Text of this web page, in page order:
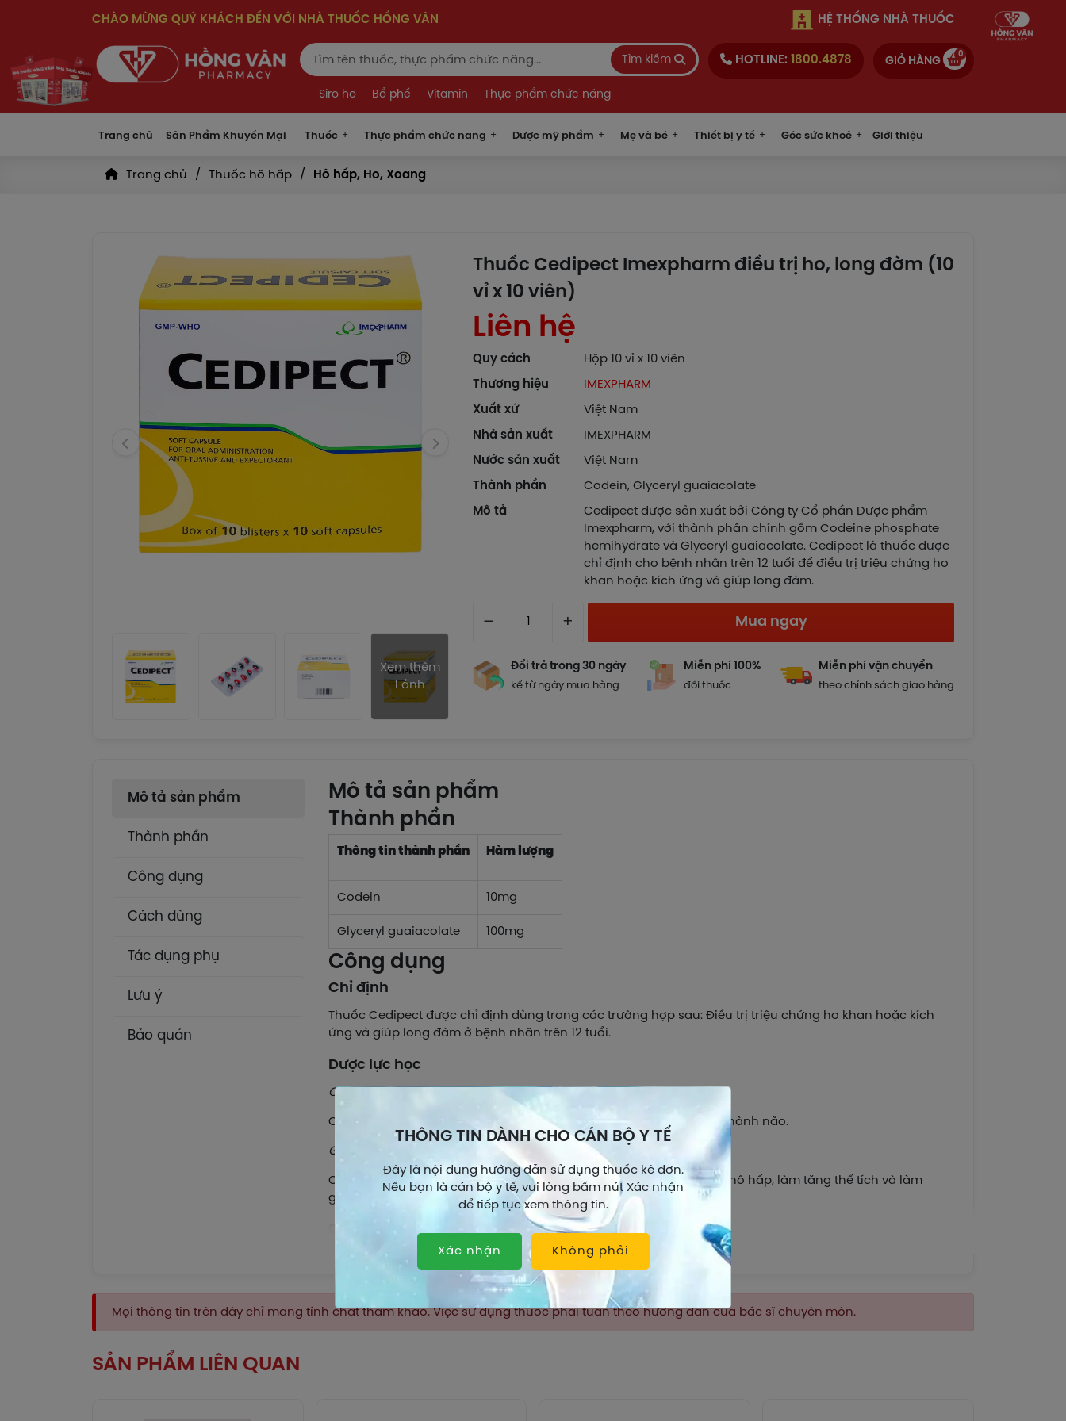
CHÀO MỪNG QUÝ KHÁCH ĐẾN VỚI NHÀ THUỐC HỒNG VÂN HỆ THỐNG NHÀ THUỐC
Tìm kiếm
Siro ho Bổ phế Vitamin Thực phẩm chức năng
HOTLINE: 1800.4878 GIỎ HÀNG
0
Trang chủ Sản Phẩm Khuyến Mại Thuốc Thực phẩm chức năng Dược mỹ phẩm Mẹ và bé Thiết bị y tế Góc sức khoẻ Giới thiệu
Trang chủ Thuốc hô hấp Hô hấp, Ho, Xoang
Xem thêm
1 ảnh
Thuốc Cedipect Imexpharm điều trị ho, long đờm (10
vỉ x 10 viên)
Liên hệ
Quy cách
Hộp 10 vỉ x 10 viên
Thương hiệu
IMEXPHARM
Xuất xứ
Việt Nam
Nhà sản xuất
IMEXPHARM
Nước sản xuất
Việt Nam
Thành phần
Codein, Glyceryl guaiacolate
Mô tả
Cedipect được sản xuất bởi Công ty Cổ phần Dược phẩm
Imexpharm, với thành phần chính gồm Codeine phosphate
hemihydrate và Glyceryl guaiacolate. Cedipect là thuốc được
chỉ định cho bệnh nhân trên 12 tuổi để điều trị triệu chứng ho
khan hoặc kích ứng và giúp long đàm.
– + Mua ngay
Đổi trả trong 30 ngày
kể từ ngày mua hàng
Miễn phí 100%
đổi thuốc
Miễn phí vận chuyển
theo chính sách giao hàng
Mô tả sản phẩm
Thành phần
Công dụng
Cách dùng
Tác dụng phụ
Lưu ý
Bảo quản
Mô tả sản phẩm
Thành phần
Thông tin thành phần Hàm lượng
Codein 10mg
Glyceryl guaiacolate 100mg
Công dụng
Chỉ định
Thuốc Cedipect được chỉ định dùng trong các trường hợp sau: Ðiều trị triệu chứng ho khan hoặc kích
ứng và giúp long đàm ở bệnh nhân trên 12 tuổi.
Dược lực học
Codeine
Có tác dụng giảm ho do tác dụng trực tiếp lên trung tâm gây ho ở hành não.
Glyceryl guaiacolate
Có tác dụng long đàm, theo cơ chế kích thích tăng tiết dịch đường hô hấp, làm tăng thể tích và làm
giảm độ nhớt dịch tiết khí, phế quản.
Dược động học
Được hấp thu ở ruột. Sau khi uống, thời gian bán hủy là 3 – 4 giờ, tác dụng giảm ho xuất hiện trong vòng
1 – 2 giờ và có thể kéo dài 4 – 6 giờ.
Codeine được chuyển hóa ở gan, thải trừ chủ yếu qua thận và vào nước tiểu dưới dạng liên hợp với acid
Xem thêm
Mọi thông tin trên đây chỉ mang tính chất tham khảo. Việc sử dụng thuốc phải tuân theo hướng dẫn của bác sĩ chuyên môn.
SẢN PHẨM LIÊN QUAN
THÔNG TIN DÀNH CHO CÁN BỘ Y TẾ
Đây là nội dung hướng dẫn sử dụng thuốc kê đơn.
Nếu bạn là cán bộ y tế, vui lòng bấm nút Xác nhận
để tiếp tục xem thông tin.
Xác nhận Không phải